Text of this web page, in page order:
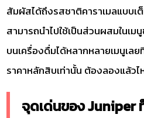
สัมผัสได้ถึงรสชาติคาราเมลแบบ
สามารถนำไปใช้เป็นส่วนผสมในเ
บนเครื่องดื่มได้หลากหลายเมนูเล
ราคาหลักสิบเท่านั้น ต้องลองแล้ว
จุดเด่นของ Juniper